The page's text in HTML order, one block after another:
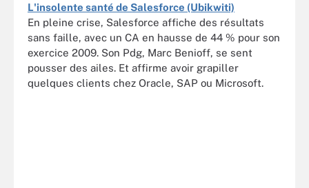
L'insolente santé de Salesforce (Ubikwiti)
En pleine crise, Salesforce affiche des résultats
sans faille, avec un CA en hausse de 44 % pour son
exercice 2009. Son Pdg, Marc Benioff, se sent
pousser des ailes. Et affirme avoir grapiller
quelques clients chez Oracle, SAP ou Microsoft.